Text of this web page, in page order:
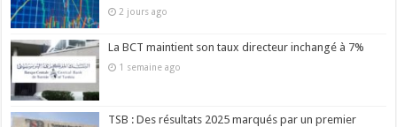
2 jours ago
La BCT maintient son taux directeur inchangé à 7%
1 semaine ago
TSB : Des résultats 2025 marqués par un premier